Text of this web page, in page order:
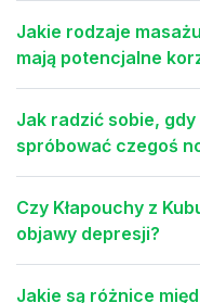
Jakie rodzaje
mają potencjalne
Jak radzić sobie,
spróbować czegoś
Czy Kłapouchy z
objawy depresji?
Jakie są różnice